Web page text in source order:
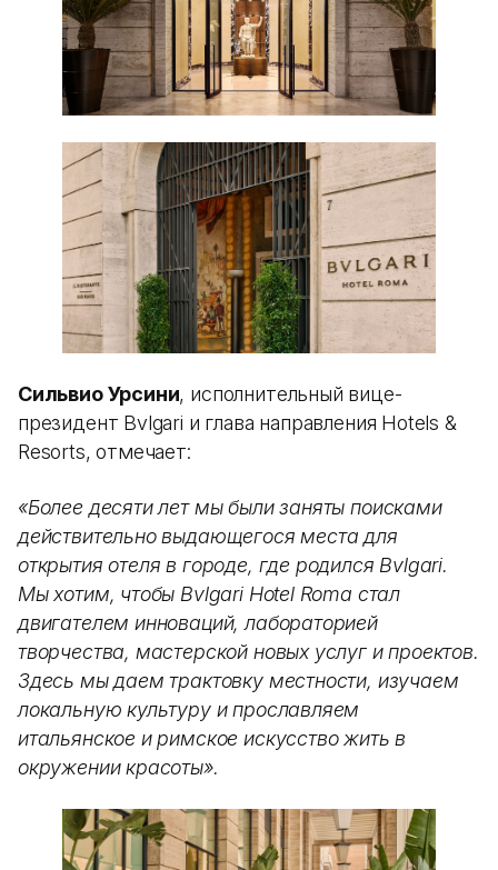
Сильвио Урсини, исполнительный вице-
президент Bvlgari и глава направления Hotels &
Resorts, отмечает:
«Более десяти лет мы были заняты поисками
действительно выдающегося места для
открытия отеля в городе, где родился Bvlgari.
Мы хотим, чтобы Bvlgari Hotel Roma стал
двигателем инноваций, лабораторией
творчества, мастерской новых услуг и проектов.
Здесь мы даем трактовку местности, изучаем
локальную культуру и прославляем
итальянское и римское искусство жить в
окружении красоты».